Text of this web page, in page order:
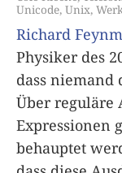
Unicode, Unix,
Richard
Physiker des
dass niemand
Über reguläre
Expressionen
behauptet